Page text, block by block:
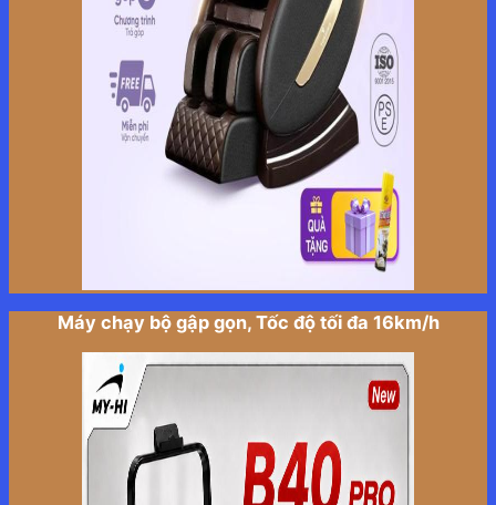
Máy chạy bộ gập gọn, Tốc độ tối đa 16km/h